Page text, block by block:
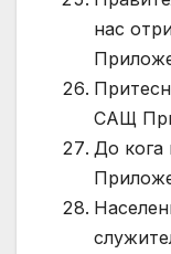
нас
САЩ
До